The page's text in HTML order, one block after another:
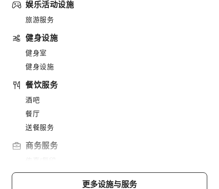
娱乐活动设施
旅游服务
健身设施
健身室
健身设施
餐饮服务
酒吧
餐厅
送餐服务
商务服务
更多设施与服务